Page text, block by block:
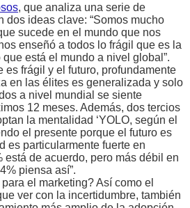
, que analiza una serie de
dos ideas clave: “Somos mucho
sucede en el mundo que nos
enseñó a todos lo frágil que es la
está el mundo a nivel global”.
es frágil y el futuro, profundamente
en las élites es generalizada y solo
a nivel mundial se siente
12 meses. Además, dos tercios
la mentalidad ‘YOLO, según el
el presente porque el futuro es
es particularmente fuerte en
está de acuerdo, pero más débil en
piensa así”.
el marketing? Así como el
ver con la incertidumbre, también